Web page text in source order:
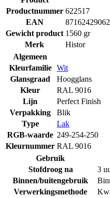
Productnummer 622517
EAN
Gewicht product 1560 gr
Merk
Histor
Algemeen
Kleurfamilie
Wit
Glansgraad
Hoogglans
Kleur
RAL 9016
Lijn
Perfect Finish
Verpakking
Blik
Type
Lak
RGB-waarde 249-254-250
Kleurnummer RAL 9016
Gebruik
Stofdroog na
3
Binnen/buitengebruik
Verwerkingsmethode